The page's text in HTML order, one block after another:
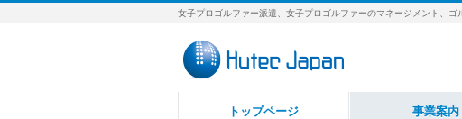
女子プロゴルファー派遣、女子プロゴルファーのマネージメント、
トップページ 事業案内